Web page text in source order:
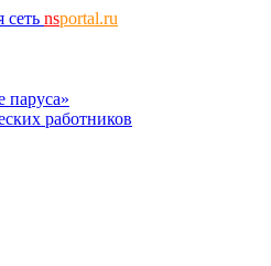
сеть nsportal.ru
паруса»
работников